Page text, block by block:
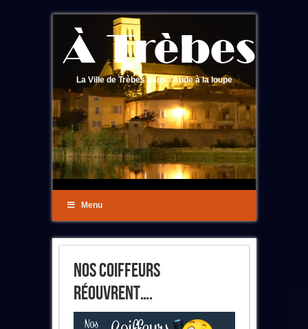
La Ville de Trèbes dans l'Aude à la loupe
Menu
Nos Coiffeurs
Réouvrent….